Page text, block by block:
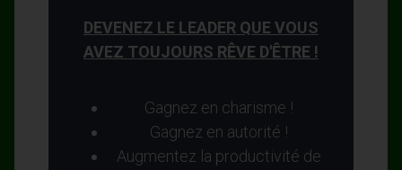
DEVENEZ LE LEADER QUE VOUS
AVEZ TOUJOURS RÊVE D'ÊTRE !
Gagnez en charisme !
Gagnez en autorité !
Augmentez la productivité de